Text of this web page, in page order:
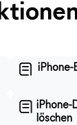
iPhone-
iPhone-
löschen